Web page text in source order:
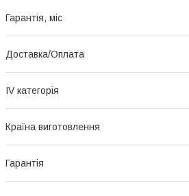
Гарантія, міс
Доставка/Оплата
IV категорія
Країна виготовлення
Гарантія